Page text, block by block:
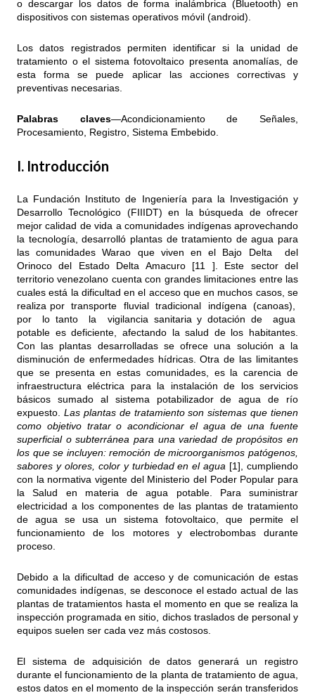
o descargar los datos de forma inalámbrica (Bluetooth) en
dispositivos con sistemas operativos móvil (android).
Los datos registrados permiten identificar si la unidad de
tratamiento o el sistema fotovoltaico presenta anomalías, de
esta forma se puede aplicar las acciones correctivas y
preventivas necesarias.
Palabras claves—Acondicionamiento de Señales,
Procesamiento, Registro, Sistema Embebido.
I. Introducción
La Fundación Instituto de Ingeniería para la Investigación y
Desarrollo Tecnológico (FIIIDT) en la búsqueda de ofrecer
mejor calidad de vida a comunidades indígenas aprovechando
la tecnología, desarrolló plantas de tratamiento de agua para
las comunidades Warao que viven en el Bajo Delta del
Orinoco del Estado Delta Amacuro [11 ]. Este sector del
territorio venezolano cuenta con grandes limitaciones entre las
cuales está la dificultad en el acceso que en muchos casos, se
realiza por transporte fluvial tradicional indígena (canoas),
por lo tanto la vigilancia sanitaria y dotación de agua
potable es deficiente, afectando la salud de los habitantes.
Con las plantas desarrolladas se ofrece una solución a la
disminución de enfermedades hídricas. Otra de las limitantes
que se presenta en estas comunidades, es la carencia de
infraestructura eléctrica para la instalación de los servicios
básicos sumado al sistema potabilizador de agua de río
expuesto. Las plantas de tratamiento son sistemas que tienen
como objetivo tratar o acondicionar el agua de una fuente
superficial o subterránea para una variedad de propósitos en
los que se incluyen: remoción de microorganismos patógenos,
sabores y olores, color y turbiedad en el agua [1], cumpliendo
con la normativa vigente del Ministerio del Poder Popular para
la Salud en materia de agua potable. Para suministrar
electricidad a los componentes de las plantas de tratamiento
de agua se usa un sistema fotovoltaico, que permite el
funcionamiento de los motores y electrobombas durante
proceso.
Debido a la dificultad de acceso y de comunicación de estas
comunidades indígenas, se desconoce el estado actual de las
plantas de tratamientos hasta el momento en que se realiza la
inspección programada en sitio, dichos traslados de personal y
equipos suelen ser cada vez más costosos.
El sistema de adquisición de datos generará un registro
durante el funcionamiento de la planta de tratamiento de agua,
estos datos en el momento de la inspección serán transferidos